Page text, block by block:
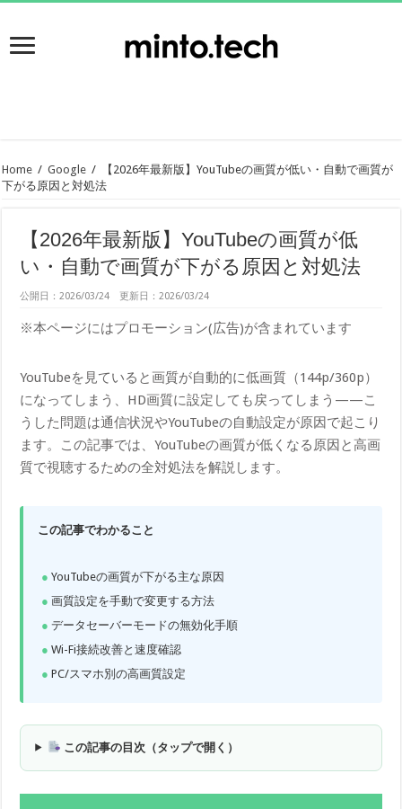
Home / Google /
【2026年最新版】YouTubeの画質が低い・自動で画質が
下がる原因と対処法
【2026年最新版】YouTubeの画質が低
い・自動で画質が下がる原因と対処法
公開日：2026/03/24 更新日：2026/03/24
※本ページにはプロモーション(広告)が含まれています
YouTubeを見ていると画質が自動的に低画質（144p/360p）
になってしまう、HD画質に設定しても戻ってしまう——こ
うした問題は通信状況やYouTubeの自動設定が原因で起こり
ます。この記事では、YouTubeの画質が低くなる原因と高画
質で視聴するための全対処法を解説します。
この記事でわかること
YouTubeの画質が下がる主な原因
画質設定を手動で変更する方法
データセーバーモードの無効化手順
Wi-Fi接続改善と速度確認
PC/スマホ別の高画質設定
この記事の目次（タップで開く）